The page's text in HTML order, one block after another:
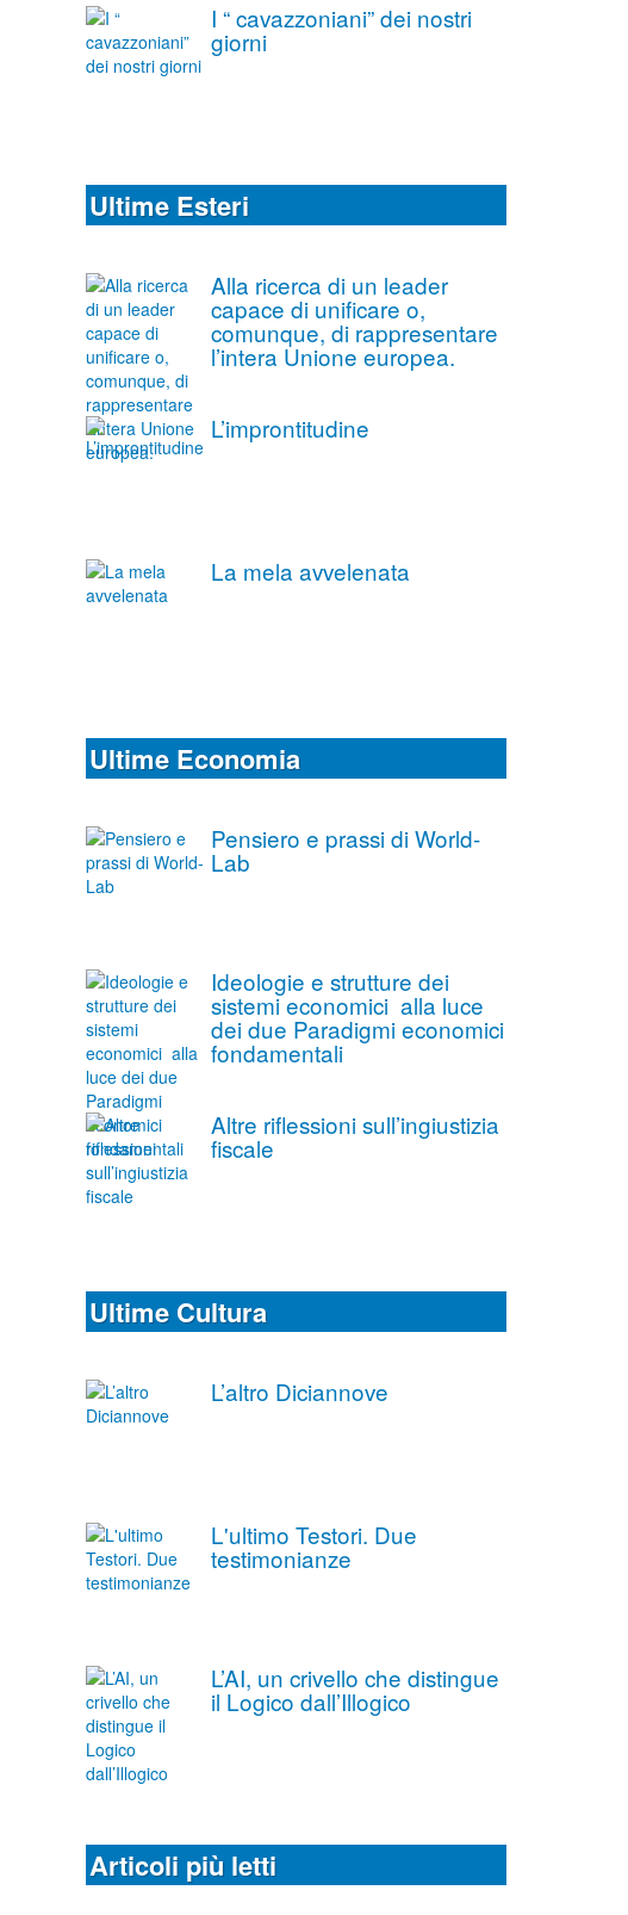
I “ cavazzoniani” dei nostri
giorni
Ultime Esteri
Alla ricerca di un leader
capace di unificare o,
comunque, di rappresentare
l’intera Unione europea.
L’improntitudine
La mela avvelenata
Ultime Economia
Pensiero e prassi di World-
Lab
Ideologie e strutture dei
sistemi economici alla luce
dei due Paradigmi economici
fondamentali
Altre riflessioni sull’ingiustizia
fiscale
Ultime Cultura
L’altro Diciannove
L'ultimo Testori. Due
testimonianze
L’AI, un crivello che distingue
il Logico dall’Illogico
Articoli più letti